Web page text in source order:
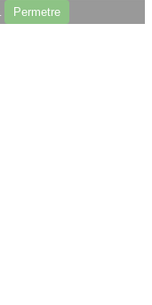
Permetre